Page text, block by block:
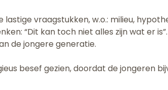
vraagstukken, w.o.: milieu,
“Dit kan toch niet alles zijn wat er
de jongere generatie.
besef gezien, doordat de jongeren